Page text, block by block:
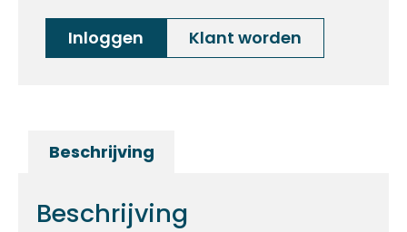
Inloggen
Klant worden
Beschrijving
Beschrijving